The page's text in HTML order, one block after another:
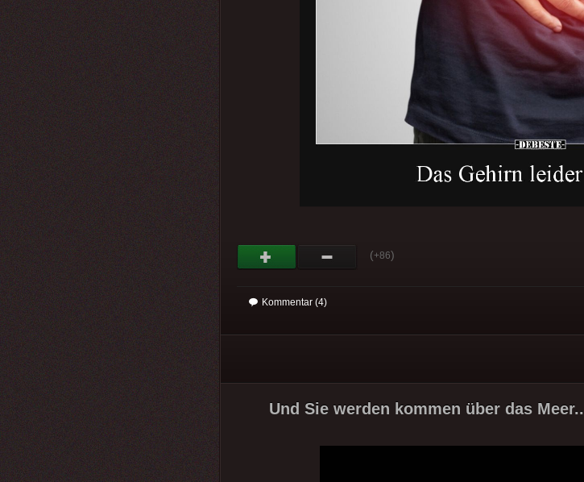
(+86)
Kommentar (4)
Und Sie werden kommen über das Meer..